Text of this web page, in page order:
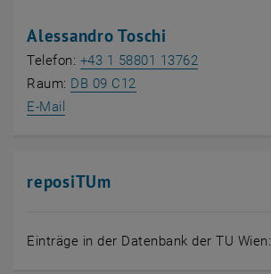
Alessandro Toschi
Telefon: +43 1 58801 13762
Raum: DB 09 C12
E-Mail
reposiTUm
Einträge in der Datenbank der TU Wien: